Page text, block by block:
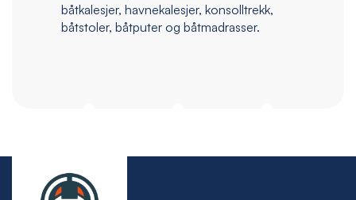
båtkalesjer, havnekalesjer, konsolltrekk,
båtstoler, båtputer og båtmadrasser.